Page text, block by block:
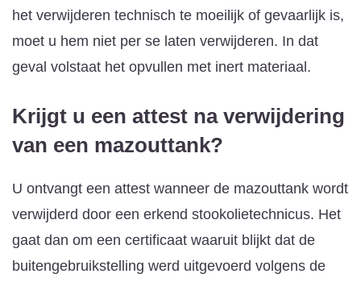
het verwijderen technisch te moeilijk of gevaarlijk is,
moet u hem niet per se laten verwijderen. In dat
geval volstaat het opvullen met inert materiaal.
Krijgt u een attest na verwijdering
van een mazouttank?
U ontvangt een attest wanneer de mazouttank wordt
verwijderd door een erkend stookolietechnicus. Het
gaat dan om een certificaat waaruit blijkt dat de
buitengebruikstelling werd uitgevoerd volgens de